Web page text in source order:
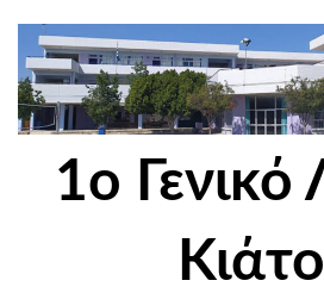
content
1ο Γενικό